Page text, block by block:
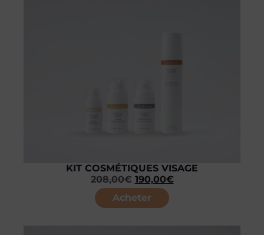
KIT COSMÉTIQUES VISAGE
208,00€ 190,00€
Acheter